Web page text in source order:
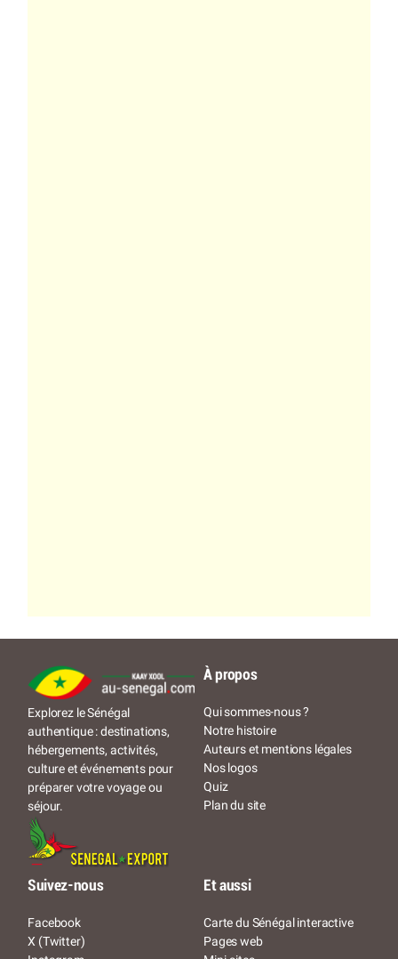
Explorez le Sénégal
authentique : destinations,
hébergements, activités,
culture et événements pour
préparer votre voyage ou
séjour.
À propos
Qui sommes-nous ?
Notre histoire
Auteurs et mentions légales
Nos logos
Quiz
Plan du site
Suivez-nous
Facebook
X (Twitter)
Et aussi
Carte du Sénégal interactive
Pages web